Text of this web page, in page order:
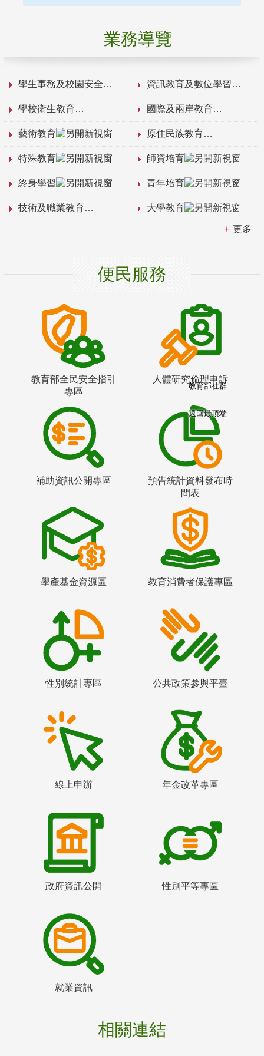
業務導覽
學生事務及校園安全 資訊教育及數位學習
學校衛生教育 國際及兩岸教育
藝術教育 原住民族教育
特殊教育 師資培育
終身學習 青年培育
技術及職業教育 大學教育
更多
便民服務
教育部全民安全指引
專區
人體研究倫理申訴
補助資訊公開專區
預告統計資料發布時
間表
學產基金資源區 教育消費者保護專區
性別統計專區 公共政策參與平臺
線上申辦 年金改革專區
政府資訊公開 性別平等專區
就業資訊
相關連結
教育部社群
返回最頂端